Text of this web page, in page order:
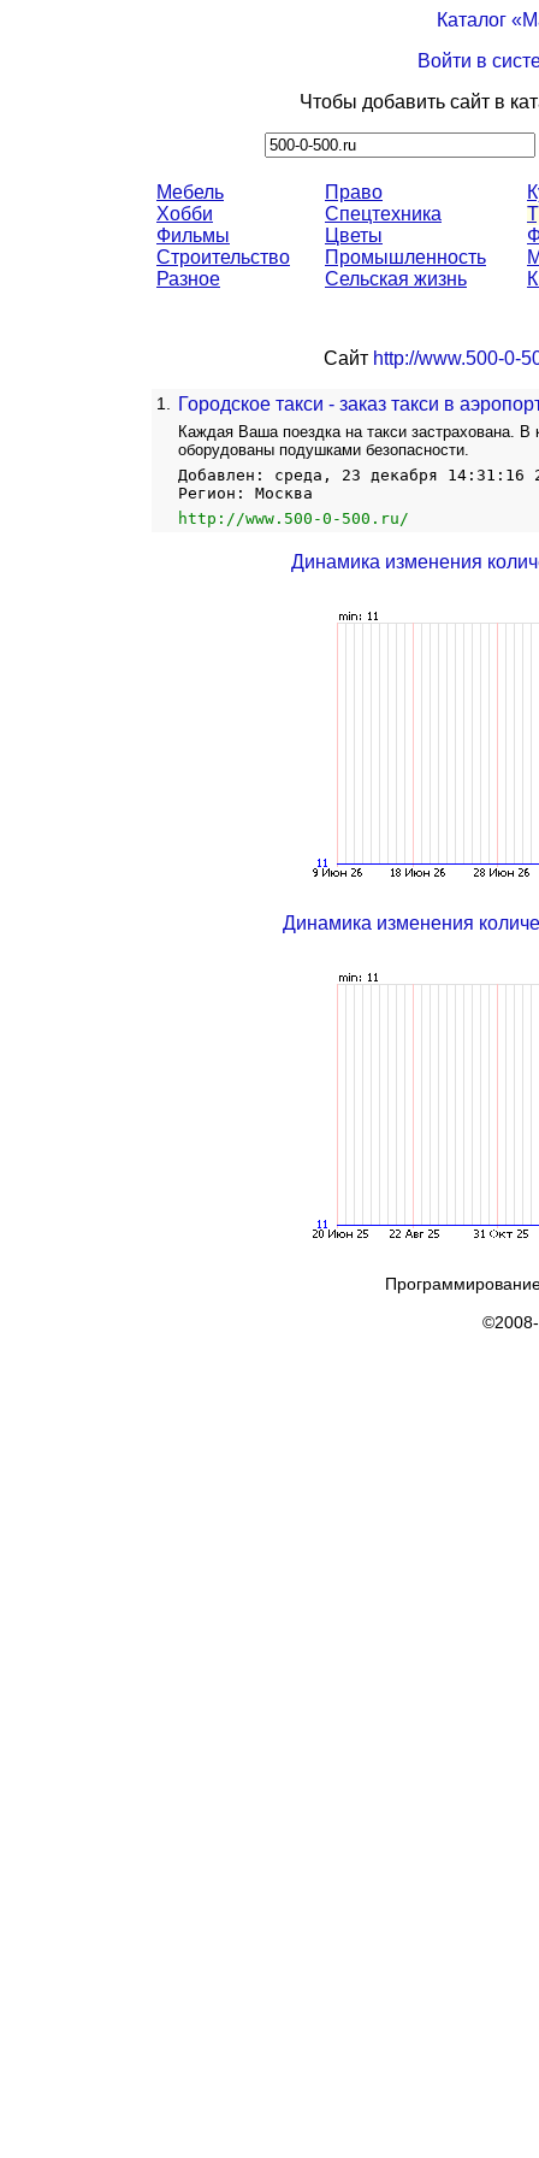
Каталог
Войти в
Чтобы добавить сайт в
Мебель
Хобби
Фильмы
Строительство
Разное
Право
Спецтехника
Цветы
Промышленность
Сельская жизнь
Сайт http://www.500-0-
1. Городское такси - заказ такси в
Каждая Ваша поездка на такси застрахована.
оборудованы подушками безопасности.
Добавлен: среда, 23 декабря 14:31:16
Регион: Москва
http://www.500-0-500.ru/
Динамика изменения
Динамика изменения